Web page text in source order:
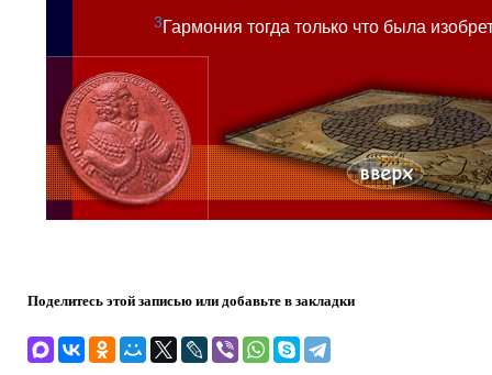
3Гармония тогда только что была
Поделитесь этой записью или добавьте в закладки